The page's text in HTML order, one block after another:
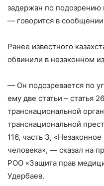
задержан по подозрению
— говорится в
Ранее известного
обвинили в незаконном
— Он подозревается по
ему две статьи – статья
транснациональной
транснациональной
116, часть 3,
человека», — сказал на
РОО «Защита прав
Удербаев.